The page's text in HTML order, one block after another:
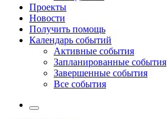
Проекты
Новости
Получить помощь
Календарь событий
Активные события
Запланированные события
Завершенные события
Все события
More